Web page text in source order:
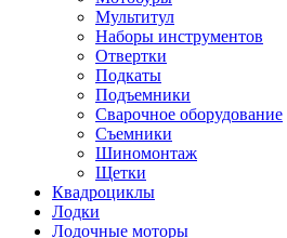
Мультитул
Наборы инструментов
Отвертки
Подкаты
Подъемники
Сварочное оборудование
Съемники
Шиномонтаж
Щетки
Квадроциклы
Лодки
Лодочные моторы